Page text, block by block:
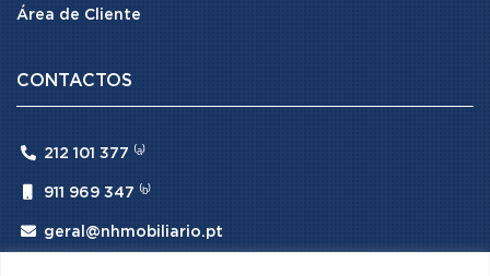
Área de Cliente
CONTACTOS
 212 101 377 ⁽ᵃ⁾
911 969 347 ⁽ᵇ⁾
 geral@nhmobiliario.pt